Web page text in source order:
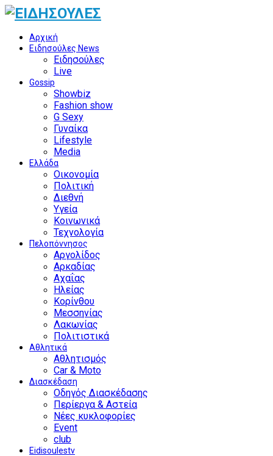
Αρχική
Ειδησούλες News
Ειδησούλες
Live
Gossip
Showbiz
Fashion show
G Sexy
Γυναίκα
Lifestyle
Media
Ελλάδα
Οικονομία
Πολιτική
Διεθνή
Υγεία
Κοινωνικά
Τεχνολογία
Πελοπόννησος
Αργολίδος
Αρκαδίας
Αχαΐας
Ηλείας
Κορίνθου
Μεσσηνίας
Λακωνίας
Πολιτιστικά
Αθλητικά
Αθλητισμός
Car & Moto
Διασκέδαση
Οδηγός Διασκέδασης
Περίεργα & Αστεία
Νέες κυκλοφορίες
Event
club
Eidisoulestv